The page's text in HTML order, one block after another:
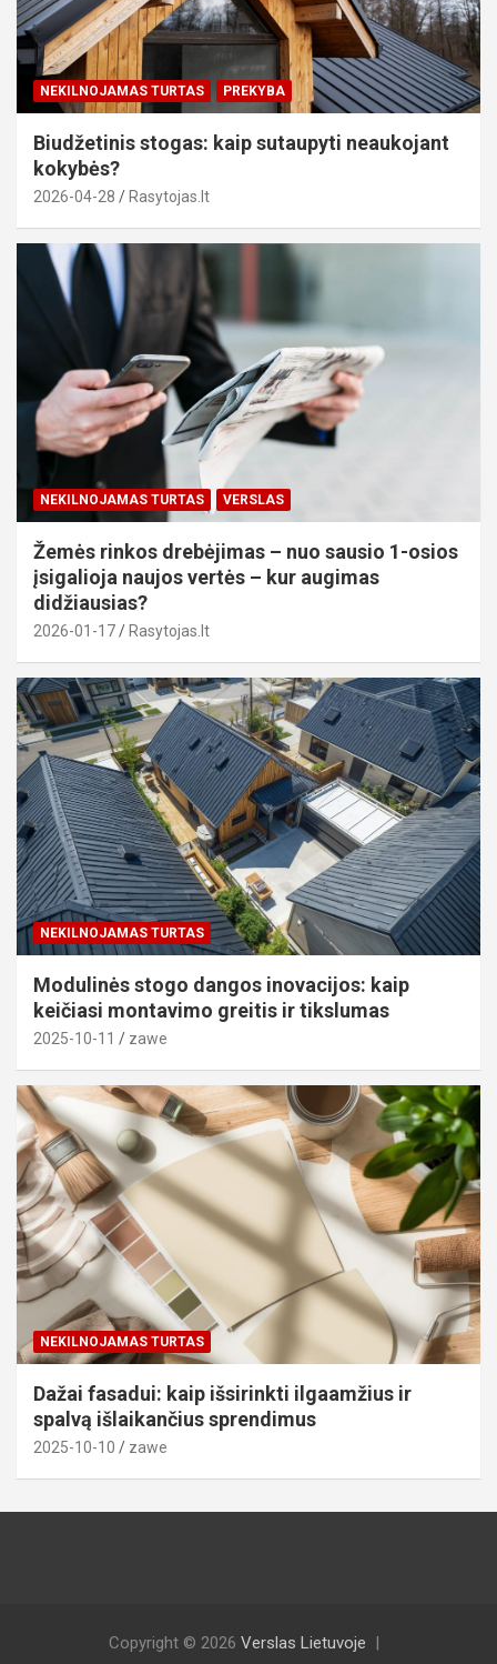
NEKILNOJAMAS TURTAS PREKYBA
Biudžetinis stogas: kaip sutaupyti neaukojant
kokybės?
2026-04-28 Rasytojas.lt
NEKILNOJAMAS TURTAS VERSLAS
Žemės rinkos drebėjimas – nuo sausio 1-osios
įsigalioja naujos vertės – kur augimas
didžiausias?
2026-01-17 Rasytojas.lt
NEKILNOJAMAS TURTAS
Modulinės stogo dangos inovacijos: kaip
keičiasi montavimo greitis ir tikslumas
2025-10-11 zawe
NEKILNOJAMAS TURTAS
Dažai fasadui: kaip išsirinkti ilgaamžius ir
spalvą išlaikančius sprendimus
2025-10-10 zawe
Copyright © 2026 Verslas Lietuvoje